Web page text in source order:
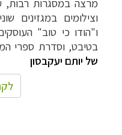
וצילומים במגזינים
ו"הודו כי טוב"
בטיבט, וסדרת ספרי
של יותם יעקבסון